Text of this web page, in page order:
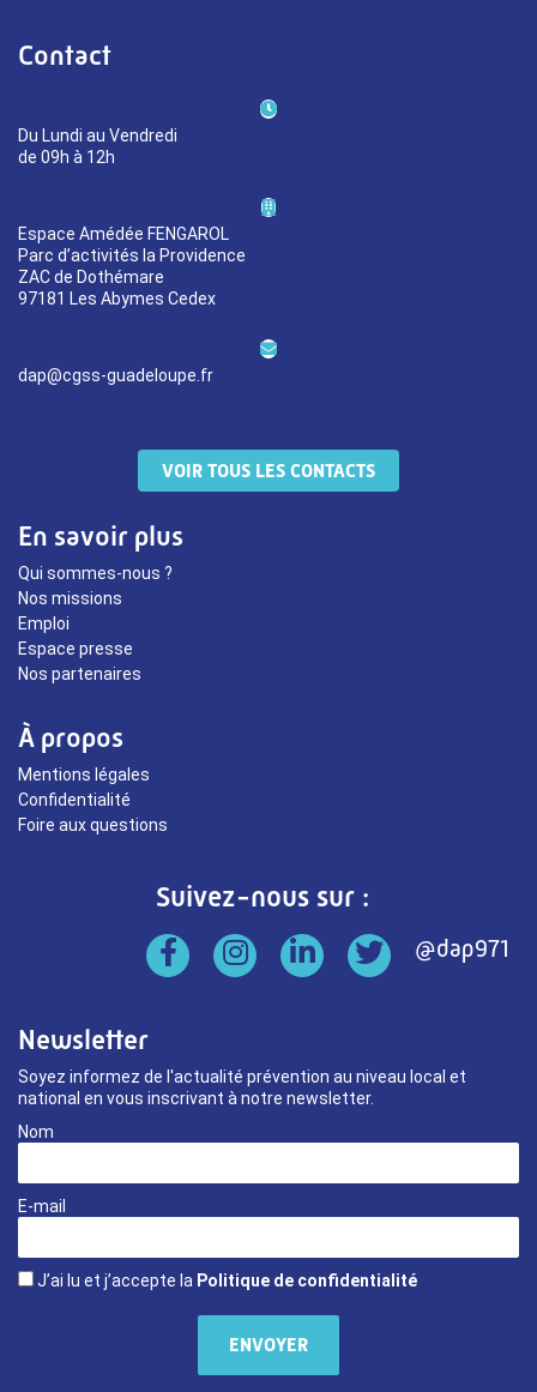
Contact
Du Lundi au Vendredi
de 09h à 12h
Espace Amédée FENGAROL
Parc d’activités la Providence
ZAC de Dothémare
97181 Les Abymes Cedex
dap@cgss-guadeloupe.fr
VOIR TOUS LES CONTACTS
En savoir plus
Qui sommes-nous ?
Nos missions
Emploi
Espace presse
Nos partenaires
À propos
Mentions légales
Confidentialité
Foire aux questions
Suivez-nous sur :
Newsletter
Soyez informez de l'actualité prévention au niveau local et
national en vous inscrivant à notre newsletter.
Nom
E-mail
J’ai lu et j’accepte la Politique de confidentialité